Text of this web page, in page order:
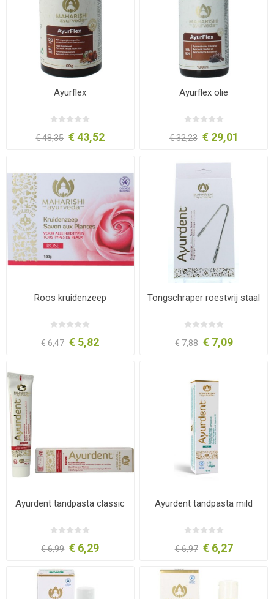
Ayurflex
€ 48,35 € 43,52
Ayurflex olie
€ 32,23 € 29,01
Roos kruidenzeep
€ 6,47 € 5,82
Tongschraper roestvrij staal
€ 7,88 € 7,09
Ayurdent tandpasta classic
€ 6,99 € 6,29
Ayurdent tandpasta mild
€ 6,97 € 6,27